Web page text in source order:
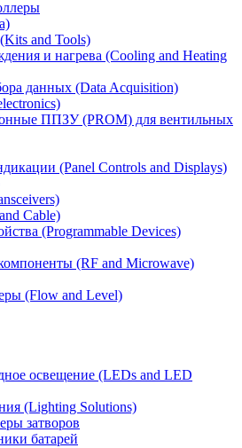
and Tools)
и нагрева (Cooling and Heating
данных (Data Acquisition)
ППЗУ (PROM) для вентильных
(Panel Controls and Displays)
Cable)
(Programmable Devices)
(RF and Microwave)
(Flow and Level)
освещение (LEDs and LED
(Lighting Solutions)
затворов
батарей